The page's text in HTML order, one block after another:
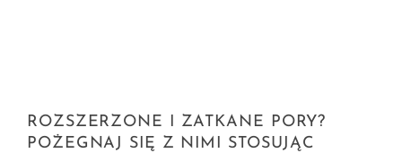
ROZSZERZONE I ZATKANE PORY?
POŻEGNAJ SIĘ Z NIMI STOSUJĄC